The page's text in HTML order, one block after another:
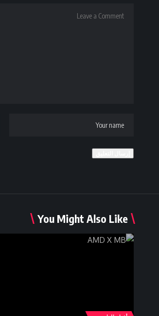
You Might Also Like